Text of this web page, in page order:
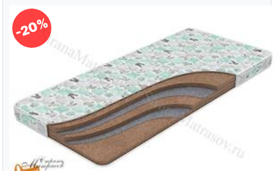
-20%